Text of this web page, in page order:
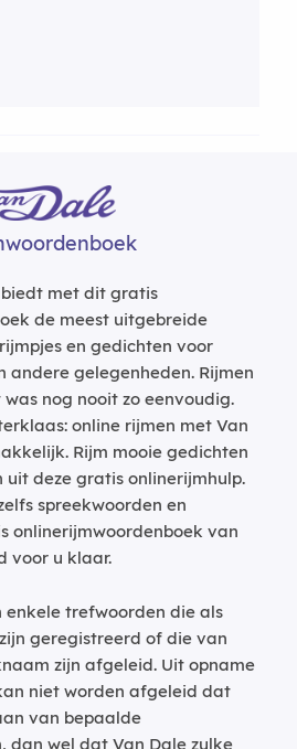
met dit gratis
de meest uitgebreide
en gedichten voor
andere gelegenheden. Rijmen
nog nooit zo eenvoudig.
online rijmen met Van
Rijm mooie gedichten
deze gratis onlinerijmhulp.
spreekwoorden en
onlinerijmwoordenboek van
voor u klaar.
trefwoorden die als
geregistreerd of die van
zijn afgeleid. Uit opname
niet worden afgeleid dat
van bepaalde
dan wel dat Van Dale zulke